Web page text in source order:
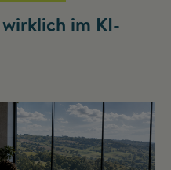
im KI-